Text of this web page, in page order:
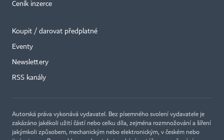
Ceník inzerce
Koupit / darovat předplatné
Eventy
Newslettery
RSS kanály
Autorská práva vykonává vydavatel. Bez písemného svolení vydavatele je
zakázáno jakékoli užití částí nebo celku díla, zejména rozmnožování a šíření
jakýmkoli způsobem, mechanickým nebo elektronickým, v českém nebo